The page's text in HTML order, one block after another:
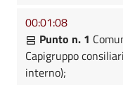
00:01:08
Punto n. 1
Capigruppo
interno);